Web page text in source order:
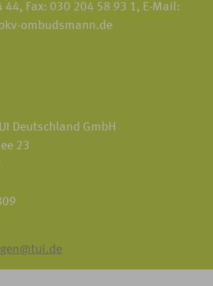
44, Fax: 030 204 58 93 1, E-Mail:
ombudsmann.de
Deutschland GmbH
23